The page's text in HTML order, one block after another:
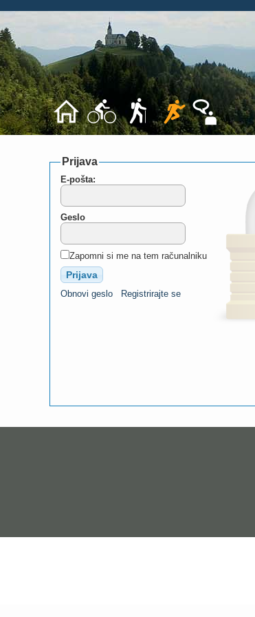
Prijava
E-pošta:
Geslo
Zapomni si me na tem računalniku
Obnovi geslo Registrirajte se